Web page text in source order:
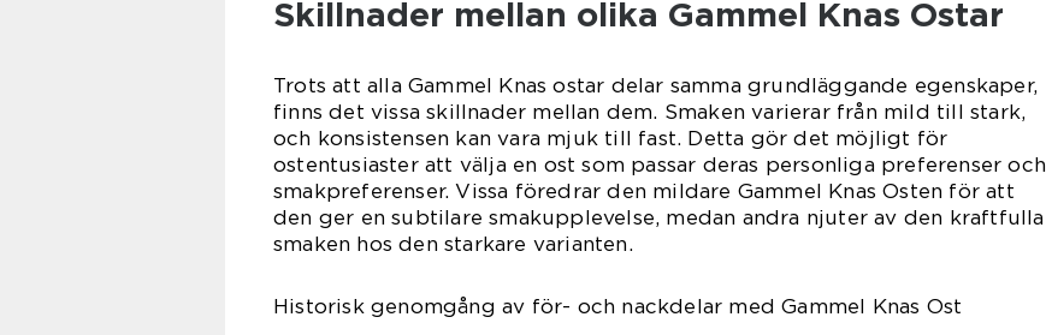
Skillnader mellan olika Gammel Knas Ostar
Trots att alla Gammel Knas ostar delar samma grundläggande egenskaper,
finns det vissa skillnader mellan dem. Smaken varierar från mild till stark,
och konsistensen kan vara mjuk till fast. Detta gör det möjligt för
ostentusiaster att välja en ost som passar deras personliga preferenser och
smakpreferenser. Vissa föredrar den mildare Gammel Knas Osten för att
den ger en subtilare smakupplevelse, medan andra njuter av den kraftfulla
smaken hos den starkare varianten.
Historisk genomgång av för- och nackdelar med Gammel Knas Ost